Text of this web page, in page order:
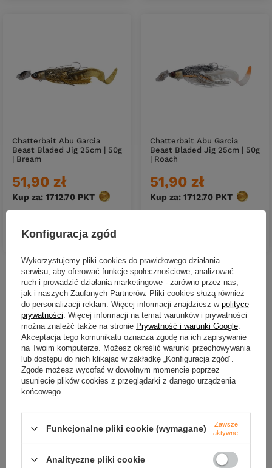
Chatterbait Abu Garcia
Beast Bladed Jig 25cm | 50g
| Bream
51,90 zł
Kup za: 1712.70 PKT punktów
Ilość produktówDO KOSZYKA
Chatterbait Abu Garcia
Beast Bladed Jig 25cm | 50g
| Roach
51,90 zł
Kup za: 1712.70 PKT punktów
Nowości
NOWOŚĆ
Gumy Water King Stynka 5cm |
kolor 5 | 10szt.
Gumy Water King Stynka
kolor 3 | 10szt.
Konfiguracja zgód
Wykorzystujemy pliki cookies do prawidłowego działania
serwisu, aby oferować funkcje społecznościowe, analizować
ruch i prowadzić działania marketingowe - zarówno przez nas,
jak i naszych Zaufanych Partnerów. Pliki cookies służą również
do personalizacji reklam. Więcej informacji znajdziesz w polityce
prywatności . Więcej informacji na temat warunków i prywatności
można znaleźć także na stronie Prywatność i warunki Google
Akceptacja tego komunikatu oznacza zgodę na ich zapisywanie
na Twoim komputerze. Możesz określić warunki przechowywania
lub dostępu do nich klikając w zakładkę „Konfiguracja zgód”.
Zgodę możesz wycofać w dowolnym momencie poprzez
usunięcie plików cookies z przeglądarki z danego urządzenia
końcowego.
Funkcjonalne pliki cookie (wymagane)
Zawsze
aktywne
Analityczne pliki cookie